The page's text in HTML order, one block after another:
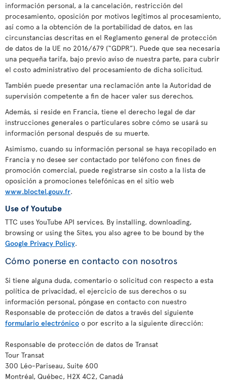
información personal, a la cancelación, restricción del
procesamiento, oposición por motivos legítimos al procesamiento,
así como a la obtención de la portabilidad de datos, en las
circunstancias descritas en el Reglamento general de protección
de datos de la UE no 2016/679 (“GDPR”). Puede que sea necesaria
una pequeña tarifa, bajo previo aviso de nuestra parte, para cubrir
el costo administrativo del procesamiento de dicha solicitud.
También puede presentar una reclamación ante la Autoridad de
supervisión competente a fin de hacer valer sus derechos.
Además, si reside en Francia, tiene el derecho legal de dar
instrucciones generales o particulares sobre cómo se usará su
información personal después de su muerte.
Asimismo, cuando su información personal se haya recopilado en
Francia y no desee ser contactado por teléfono con fines de
promoción comercial, puede registrarse sin costo a la lista de
oposición a promociones telefónicas en el sitio web
www.bloctel.gouv.fr.
Use of Youtube
TTC uses YouTube API services. By installing, downloading,
browsing or using the Sites, you also agree to be bound by the
Google Privacy Policy.
Cómo ponerse en contacto con nosotros
Si tiene alguna duda, comentario o solicitud con respecto a esta
política de privacidad, el ejercicio de sus derechos o su
información personal, póngase en contacto con nuestro
Responsable de protección de datos a través del siguiente
formulario electrónico o por escrito a la siguiente dirección:
Responsable de protección de datos de Transat
Tour Transat
300 Léo-Pariseau, Suite 600
Montréal, Québec, H2X 4C2, Canadá